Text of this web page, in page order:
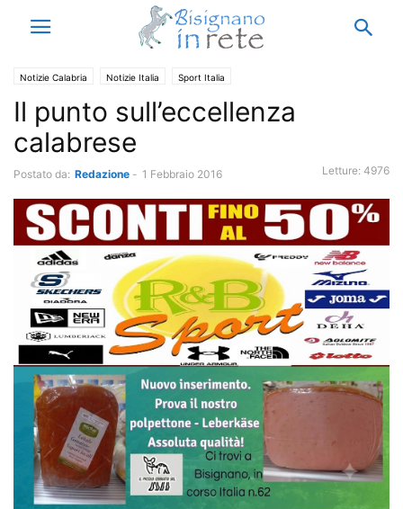
Notizie Calabria Notizie Italia Sport Italia
Il punto sull’eccellenza
calabrese
Postato da: Redazione - 1 Febbraio 2016 Letture: 4976